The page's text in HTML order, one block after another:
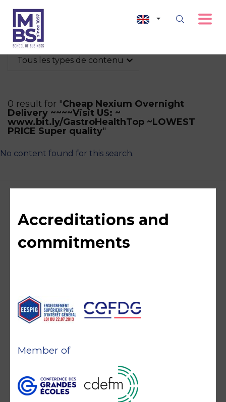
Tous les types de contenu
0 result for "Cheap Nexium Overnight
Delivery ~~~~Visit US: ~
www.bit.ly/GastroHealthTop ~LOWEST
PRICE Super quality"
No content found for this search.
Accreditations and
commitments
Member of